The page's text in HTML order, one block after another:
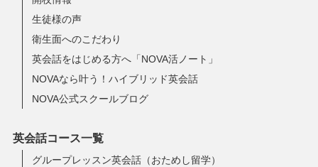
生徒様の声
衛生面へのこだわり
英会話をはじめる方へ「NOVA活ノート」
NOVAなら叶う！ハイブリッド英会話
NOVA公式スクールブログ
英会話コース一覧
グループレッスン英会話（おためし留学）